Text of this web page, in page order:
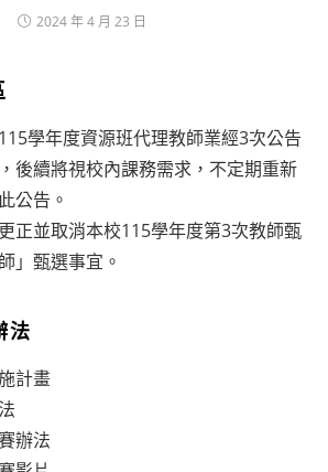
2024 年 4 月 23 日
學年度資源班代理教師業經3次公告
後續將視校內課務需求，不定期重新
公告。
正並取消本校115學年度第3次教師甄
」甄選事宜。
法
計畫
辦法